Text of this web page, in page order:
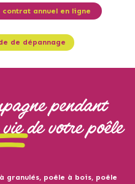
contrat annuel en ligne
de dépannage
granulés, poêle à bois, poêle